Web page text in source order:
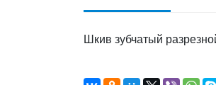
Шкив зубчатый